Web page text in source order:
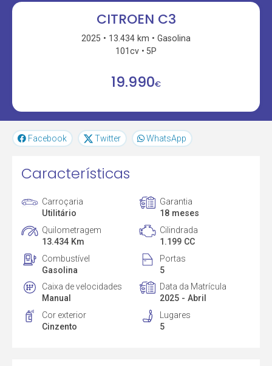
CITROEN C3
2025 13.434 km
Gasolina
101cv
5P
19.990€
Facebook Twitter WhatsApp
Características
Carroçaria
Utilitário
Garantia
18 meses
Quilometragem
13.434 Km
Cilindrada
1.199 CC
Combustível
Gasolina
Portas
5
Caixa de velocidades
Manual
Data da Matrícula
2025 - Abril
Cor exterior
Cinzento
Lugares
5